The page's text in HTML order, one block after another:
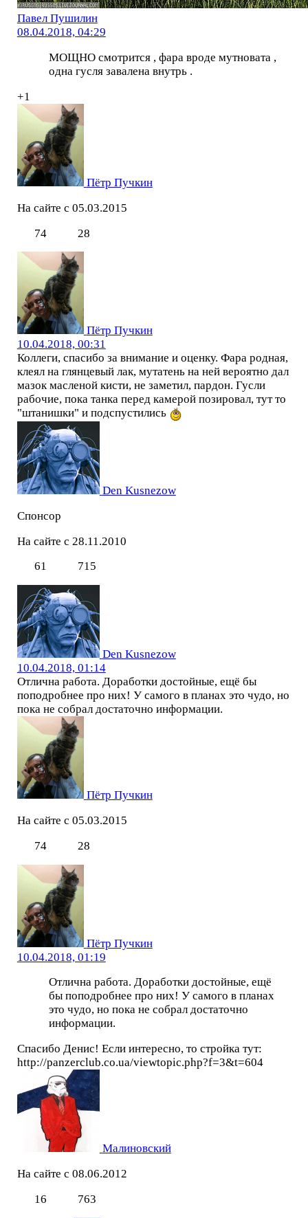
Павел Пушилин
08.04.2018, 04:29
МОЩНО смотрится , фара вроде мутновата ,
одна гусля завалена внутрь .
+1
Пётр Пучкин
На сайте с 05.03.2015
74
28
Пётр Пучкин
10.04.2018, 00:31
Коллеги, спасибо за внимание и оценку. Фара родная,
клеял на глянцевый лак, мутатень на ней вероятно дал
мазок масленой кисти, не заметил, пардон. Гусли
рабочие, пока танка перед камерой позировал, тут то
"штанишки" и подспустились
Den Kusnezow
Спонсор
На сайте с 28.11.2010
61
715
Den Kusnezow
10.04.2018, 01:14
Отлична работа. Доработки достойные, ещё бы
поподробнее про них! У самого в планах это чудо, но
пока не собрал достаточно информации.
Пётр Пучкин
На сайте с 05.03.2015
74
28
Пётр Пучкин
10.04.2018, 01:19
Отлична работа. Доработки достойные, ещё
бы поподробнее про них! У самого в планах
это чудо, но пока не собрал достаточно
информации.
Спасибо Денис! Если интересно, то стройка тут:
http://panzerclub.co.ua/viewtopic.php?f=3&t=604
Малиновский
На сайте с 08.06.2012
16
763